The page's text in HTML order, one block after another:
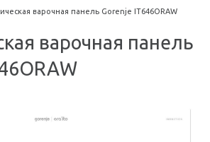
варочная панель Gorenje IT646ORAW
варочная панель